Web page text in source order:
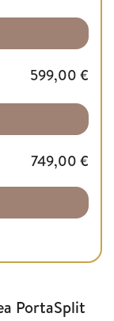
599,00 €
749,00 €
PortaSplit